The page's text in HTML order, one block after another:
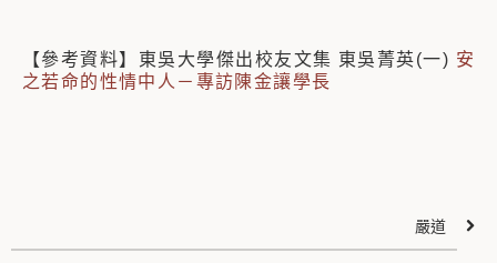
【參考資料】東吳大學傑出校友文集 東吳菁英(一) 安
之若命的性情中人－專訪陳金讓學長
嚴道